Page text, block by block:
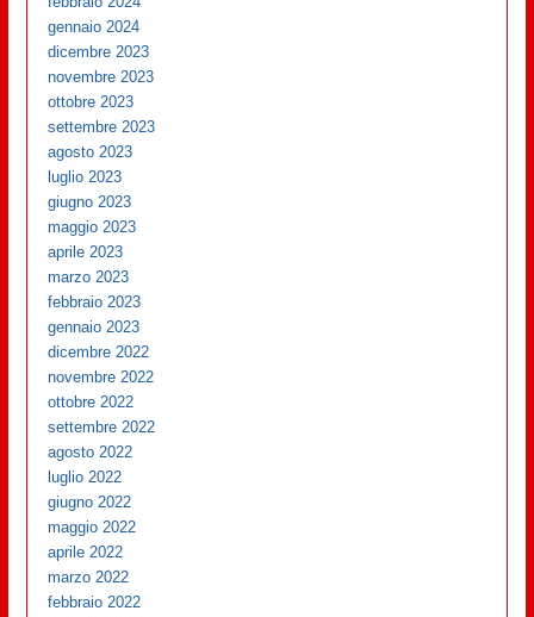
gennaio 2024
dicembre 2023
novembre 2023
ottobre 2023
settembre 2023
agosto 2023
luglio 2023
giugno 2023
maggio 2023
aprile 2023
marzo 2023
febbraio 2023
gennaio 2023
dicembre 2022
novembre 2022
ottobre 2022
settembre 2022
agosto 2022
luglio 2022
giugno 2022
maggio 2022
aprile 2022
marzo 2022
febbraio 2022